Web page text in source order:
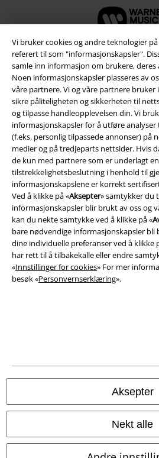
Vi bruker cookies og andre teknologier
referert til som "informasjonskapsler".
samle inn informasjon om brukere,
Noen informasjonskapsler plasseres av
våre partnere. Vi og våre partnere
sikre påliteligheten og sikkerheten til
og tilpasse handleopplevelsen din. Vi
informasjonskapsler for å utføre
(f.eks. personlig tilpassede annonser) på
medier og på tredjeparts nettsider. Hvis
de kun med partnere som er underlagt en
tilstrekkelighetsbeslutning i henhold til
informasjonskapslene er korrekt
Ved å klikke på «Aksepter» samtykker du
informasjonskapsler blir brukt av oss og
kan du nekte samtykke ved å klikke på «
bare nødvendige informasjonskapsler bli
dine individuelle preferanser ved å klikke
har rett til å tilbakekalle eller endre
«Innstillinger for cookies» For mer
besøk «Personvernserklæring».
Aksepter
Nekt alle
Juridisk informasjon/Vilkår
Vilkår
Impressum
Konfidensialitetserklæring
Avfallshåndtering og miljøbeskyttelse
© 1986-2026 E.M.P. Merchandising HGmbH